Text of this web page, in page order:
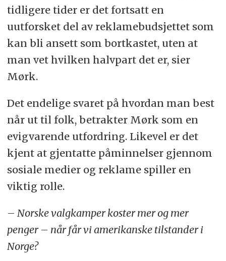
tidligere tider er det fortsatt en
uutforsket del av reklamebudsjettet som
kan bli ansett som bortkastet, uten at
man vet hvilken halvpart det er, sier
Mørk.
Det endelige svaret på hvordan man best
når ut til folk, betrakter Mørk som en
evigvarende utfordring. Likevel er det
kjent at gjentatte påminnelser gjennom
sosiale medier og reklame spiller en
viktig rolle.
– Norske valgkamper koster mer og mer
penger – når får vi amerikanske tilstander i
Norge?